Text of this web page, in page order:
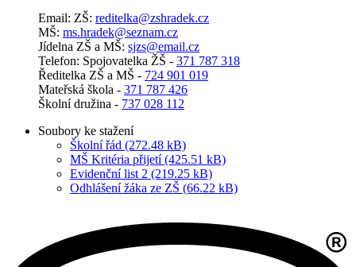
Email: ZŠ: reditelka@zshradek.cz
MŠ: ms.hra­dek@se­znam.cz
Jí­del­na ZŠ a MŠ: sjzs@​email.​cz
Telefon: Spojovatelka ŽŠ - 371 787 318
Ředitelka ZŠ a MŠ - 724 901 019
Mateřská škola - 371 787 426
Školní družina - 737 028 112
Soubory ke stažení
Školní řád (272.48 kB)
MŠ Kritéria přijetí (425.51 kB)
Evidenční list 2 (219.25 kB)
Odhlášení žáka ze ZŠ (66.22 kB)